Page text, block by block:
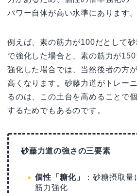
パワー自体が高い水準にあります。
例えば、素の筋力が100だとして砂
で強化した場合と、素の筋力が
強化した場合では、当然後者の方
高くなります。砂藤力道がトレー
るのは、この土台を高めることで
するためでもあるのです。
砂藤力道の強さの三要素
個性「糖化」
：砂糖摂取
筋力強化